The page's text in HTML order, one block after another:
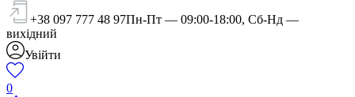
+38 097 777 48 97Пн-Пт — 09:00-18:00, Сб-Нд —
вихідний
Увійти
0